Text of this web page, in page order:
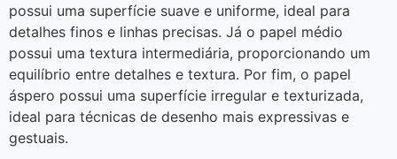
possui uma superfície suave e uniforme, ideal para
detalhes finos e linhas precisas. Já o papel médio
possui uma textura intermediária, proporcionando um
equilíbrio entre detalhes e textura. Por fim, o papel
áspero possui uma superfície irregular e texturizada,
ideal para técnicas de desenho mais expressivas e
gestuais.